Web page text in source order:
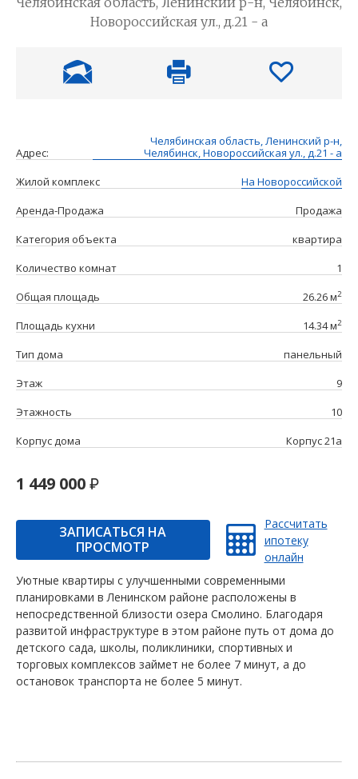
Новороссийская ул., д.21 - а
Адрес:
Челябинская область, Ленинский р-н,
Челябинск, Новороссийская ул., д.21 - а
Жилой комплекс
На Новороссийской
Аренда-Продажа
Продажа
Категория объекта
квартира
Количество комнат
1
Общая площадь
26.26 м2
Площадь кухни 14.34 м2
Тип дома
панельный
Этаж
9
Этажность
10
Корпус дома
Корпус 21а
1 449 000
ЗАПИСАТЬСЯ НА
ПРОСМОТР
Рассчитать
ипотеку
онлайн
Уютные квартиры с улучшенными современными
планировками в Ленинском районе расположены в
непосредственной близости озера Смолино. Благодаря
развитой инфраструктуре в этом районе путь от дома до
детского сада, школы, поликлиники, спортивных и
торговых комплексов займет не более 7 минут, а до
остановок транспорта не более 5 минут.